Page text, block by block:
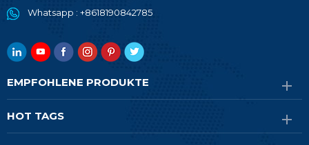
Whatsapp : +8618190842785
EMPFOHLENE PRODUKTE
HOT TAGS